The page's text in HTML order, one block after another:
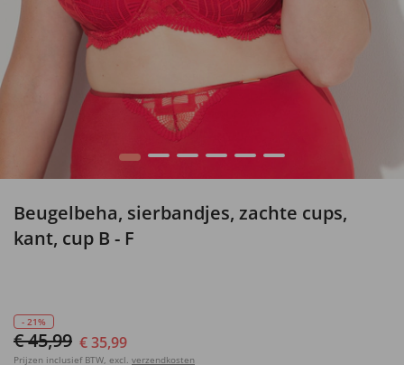
1 2 3 4 5 6
Beugelbeha, sierbandjes, zachte cups,
kant, cup B - F
- 21%
€ 45,99 € 35,99
Prijzen inclusief BTW, excl. verzendkosten